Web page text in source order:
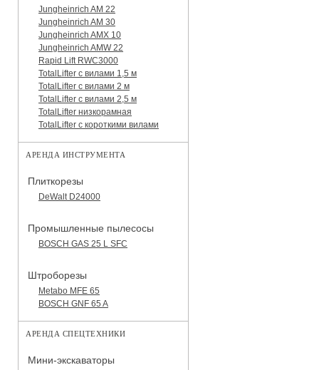
Jungheinrich AM 22
Jungheinrich AM 30
Jungheinrich AMX 10
Jungheinrich AMW 22
Rapid Lift RWC3000
TotalLifter с вилами 1,5 м
TotalLifter с вилами 2 м
TotalLifter с вилами 2,5 м
TotalLifter низкорамная
TotalLifter с короткими вилами
АРЕНДА ИНСТРУМЕНТА
Плиткорезы
DeWalt D24000
Промышленные пылесосы
BOSCH GAS 25 L SFC
Штроборезы
Metabo MFE 65
BOSCH GNF 65 A
АРЕНДА СПЕЦТЕХНИКИ
Мини-экскаваторы